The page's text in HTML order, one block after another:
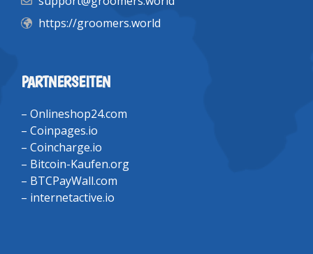
https://groomers.world
PARTNERSEITEN
– Onlineshop24.com
– Coinpages.io
– Coincharge.io
– Bitcoin-Kaufen.org
– BTCPayWall.com
– internetactive.io